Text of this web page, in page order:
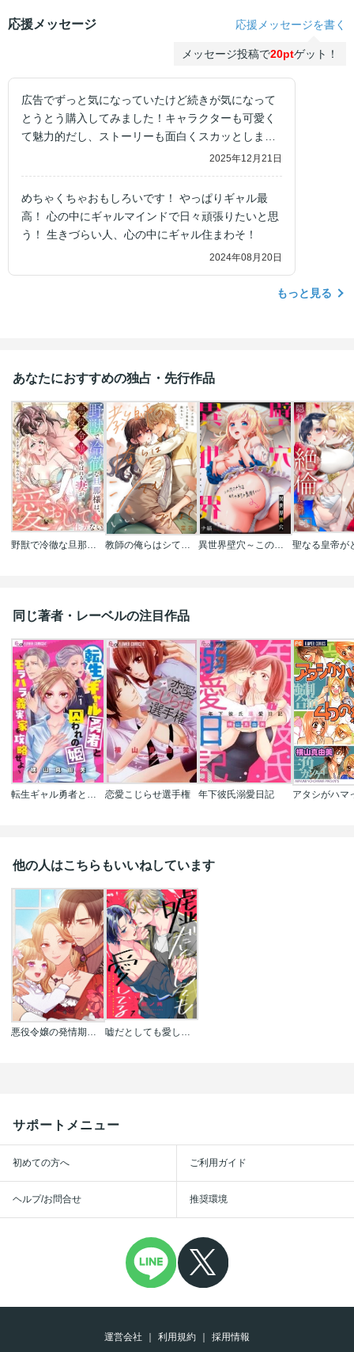
応援メッセージ 応援メッセージを書く
メッセージ投稿で20ptゲット！
広告でずっと気になっていたけど続きが気になって
とうとう購入してみました！キャラクターも可愛く
て魅力的だし、ストーリーも面白くスカッとしま
2025年12月21日
めちゃくちゃおもしろいです！ やっぱりギャル最
高！ 心の中にギャルマインドで日々頑張りたいと思
う！ 生きづらい人、心の中にギャル住まわそ！
2024年08月20日
もっと見る
あなたにおすすめの独占・先行作品
同じ著者・レーベルの注目作品
転生ギャル勇者と囚われの姫～モラハラ義実家を攻略せよ～【マイクロ】 恋愛こじらせ選手権 年下彼氏溺愛日記
他の人はこちらもいいねしています
悪役令嬢の発情期【タテヨミ】【フルカラー】 嘘だとしても愛してる
サポートメニュー
初めての方へ ご利用ガイド
ヘルプ/お問合せ 推奨環境
運営会社 利用規約 採用情報